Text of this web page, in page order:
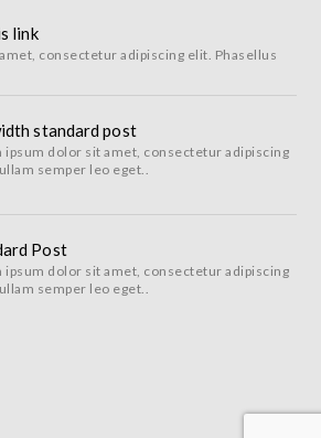
link
consectetur adipiscing elit. Phasellus
standard post
ipsum dolor sit amet, consectetur adipiscing
semper leo eget..
Post
ipsum dolor sit amet, consectetur adipiscing
semper leo eget..